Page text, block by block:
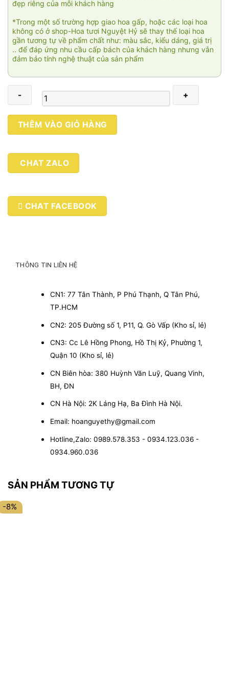
đẹp riêng của mỗi khách hàng
*Trong một số trường hợp giao hoa gấp, hoặc các loại hoa
không có ở shop-Hoa tươi Nguyệt Hỷ sẽ thay thế loại hoa
gần tương tự về phẩm chất như: màu sắc, kiểu dáng, giá trị
.. để đáp ứng nhu cầu cấp bách của khách hàng nhưng vẫn
đảm bảo tính nghệ thuật của sản phẩm
Giỏ
hoa
mừng
005
THÊM VÀO GIỎ HÀNG
CHAT ZALO
CHAT FACEBOOK
THÔNG TIN LIÊN HỆ
CN1: 77 Tân Thành, P Phú Thạnh, Q Tân Phú,
TP.HCM
CN2: 205 Đường số 1, P11, Q. Gò Vấp (Kho sỉ, lẻ)
CN3: Cc Lê Hồng Phong, Hồ Thị Kỷ, Phường 1,
Quận 10 (Kho sỉ, lẻ)
CN Biên hòa: 380 Huỳnh Văn Luỹ, Quang Vinh,
BH, ĐN
CN Hà Nội: 2K Láng Hạ, Ba Đình Hà Nội.
Email: hoanguyethy@gmail.com
Hotline,Zalo: 0989.578.353 - 0934.123.036 -
0934.960.036
SẢN PHẨM TƯƠNG TỰ
-8%